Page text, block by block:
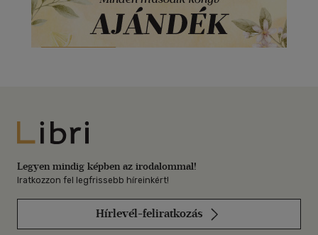
Libri
Legyen mindig képben az irodalommal!
Iratkozzon fel legfrissebb híreinkért!
Hírlevél-feliratkozás